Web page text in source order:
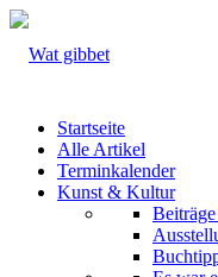
Startseite
Alle Artikel
Terminkalender
Kunst & Kultur